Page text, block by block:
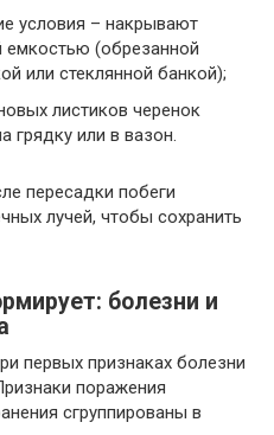
условия – накрывают
емкостью (обрезанной
или стеклянной банкой);
листиков черенок
грядку или в вазон.
пересадки побеги
лучей, чтобы сохранить
болезни и
первых признаках болезни
поражения
сгруппированы в